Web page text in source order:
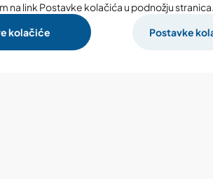
na link Postavke kolačića u podnožju stranica.
kolačiće
Postavke